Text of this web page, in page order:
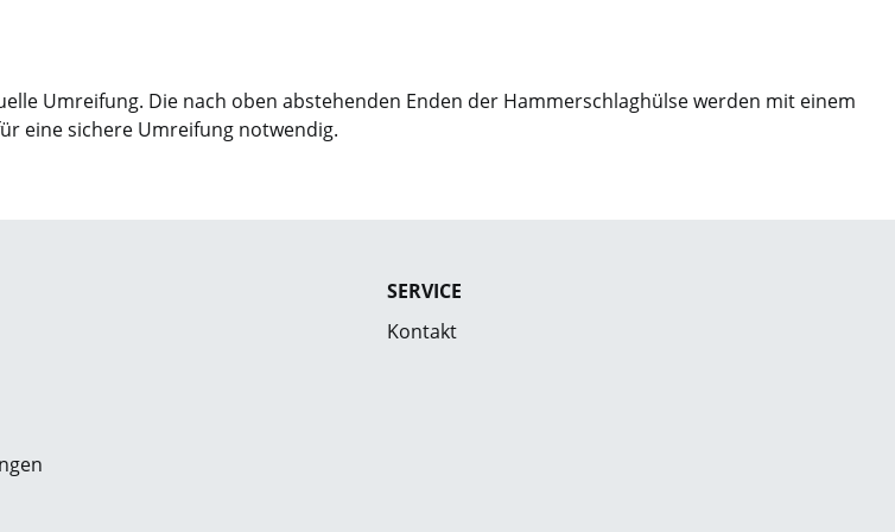
Umreifung. Die nach oben abstehenden Enden der Hammerschlaghülse werden mit einem
eine sichere Umreifung notwendig.
SERVICE
Kontakt